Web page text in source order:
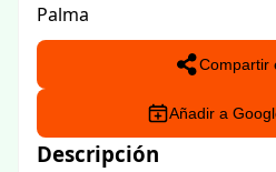
Palma
Compartir
Añadir a
Descripción